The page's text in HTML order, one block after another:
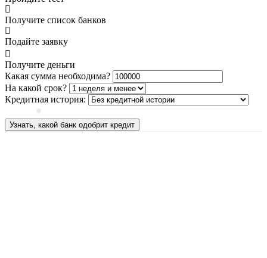
Получите список банков
Подайте заявку
Получите деньги
Какая сумма необходима?
На какой срок?
Кредитная история:
Узнать, какой банк одобрит кредит